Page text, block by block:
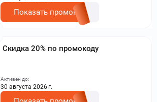
Показать промокод
Скидка 20% по промокоду
Активен до:
30 августа 2026 г.